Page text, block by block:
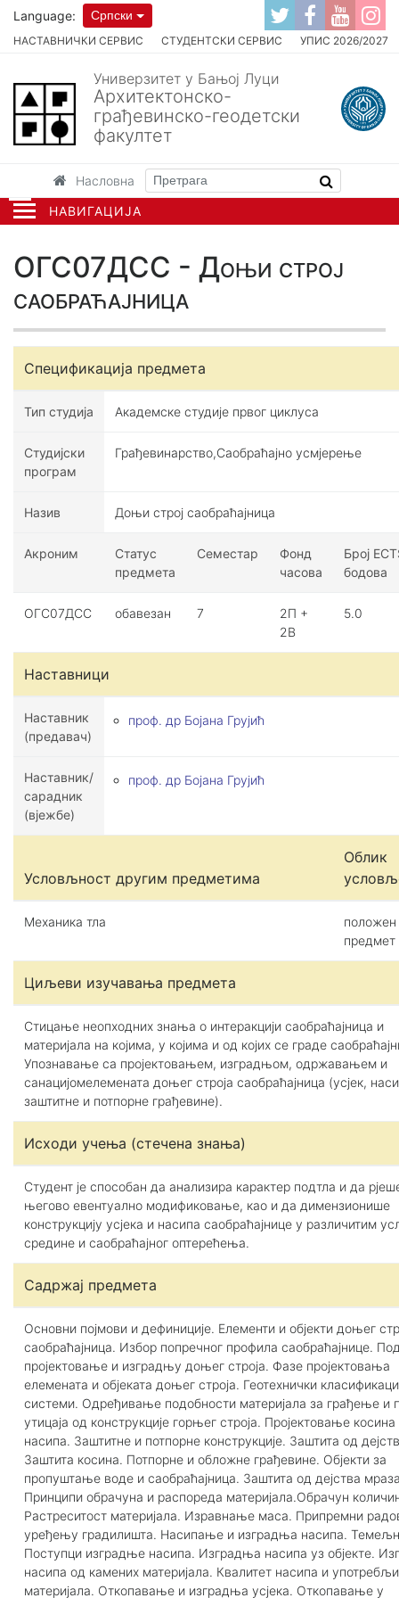
НАВИГАЦИЈА
НАСТАВНИЧКИ СЕРВИС СТУДЕНТСКИ СЕРВИС УПИС 2026/2027
Language: Српски
Универзитет у Бањој Луци
Архитектонско-
грађевинско-геодетски
факултет
Насловна
ОГС07ДСС - Доњи строј
саобраћајница
Спецификација предмета
Тип студија Академске студије првог циклуса
Студијски
програм
Грађевинарство,Саобраћајно усмјерење
Назив Доњи строј саобраћајница
Акроним
Статус
предмета
Семестар
Фонд
часова
Број
бодова
ОГС07ДСС обавезан 7
2П +
2В
5.0
Наставници
Наставник
(предавач)
проф. др Бојана Грујић
Наставник/
сарадник
(вјежбе)
проф. др Бојана Грујић
Условљност другим предметима
Облик
Механика тла
положен
предмет
Циљеви изучавања предмета
Стицање неопходних знања о интеракцији саобраћајница и
материјала на којима, у којима и од којих се граде
Упознавање са пројектовањем, изградњом, одржавањем и
санацијомелемената доњег строја саобраћајница (усјек,
заштитне и потпорне грађевине).
Исходи учења (стечена знања)
Студент је способан да анализира карактер подтла и да
његово евентуално модификовање, као и да димензионише
конструкцију усјека и насипа саобраћајнице у различитим
средине и саобраћајног оптерећења.
Садржај предмета
Основни појмови и дефиниције. Елементи и објекти доњег
саобраћајница. Избор попречног профила саобраћајнице.
пројектовање и изградњу доњег строја. Фазе пројектовања
елемената и објеката доњег строја. Геотехнички
системи. Одређивање подобности материјала за грађење и
утицаја од конструкције горњег строја. Пројектовање косина
насипа. Заштитне и потпорне конструкције. Заштита од
Заштита косина. Потпорне и обложне грађевине. Објекти за
пропуштање воде и саобраћајница. Заштита од дејства
Принципи обрачуна и распореда материјала.Обрачун
Растреситост материјала. Изравнање маса. Припремни
уређењу градилишта. Насипање и изградња насипа.
Поступци изградње насипа. Изградња насипа уз објекте.
насипа од камених материјала. Квалитет насипа и
материјала. Откопавање и изградња усјека. Откопавање у